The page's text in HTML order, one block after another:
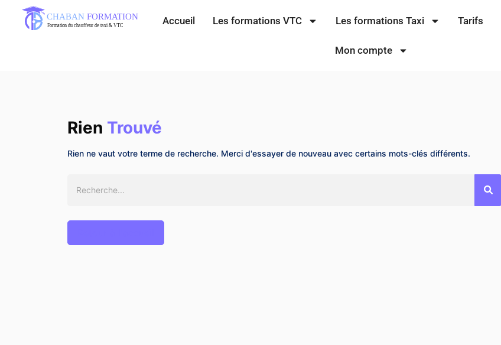
Accueil Les formations VTC Les formations Taxi Tarifs
Mon compte
Rien Trouvé
Rien ne vaut votre terme de recherche. Merci d'essayer de nouveau avec certains mots-clés différents.